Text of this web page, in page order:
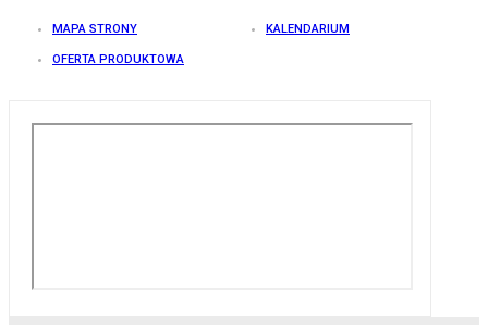
MAPA STRONY KALENDARIUM
OFERTA PRODUKTOWA